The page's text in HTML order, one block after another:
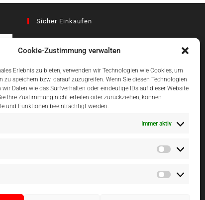
Cookie-Zustimmung verwalten
Erlebnis zu bieten, verwenden wir Technologien wie Cookies, um
zu speichern bzw. darauf zuzugreifen. Wenn Sie diesen Technologien
Daten wie das Surfverhalten oder eindeutige IDs auf dieser Website
Ihre Zustimmung nicht erteilen oder zurückziehen, können
und Funktionen beeinträchtigt werden.
Immer aktiv
Sicher Einkaufen
Einfach Online Bezahlen